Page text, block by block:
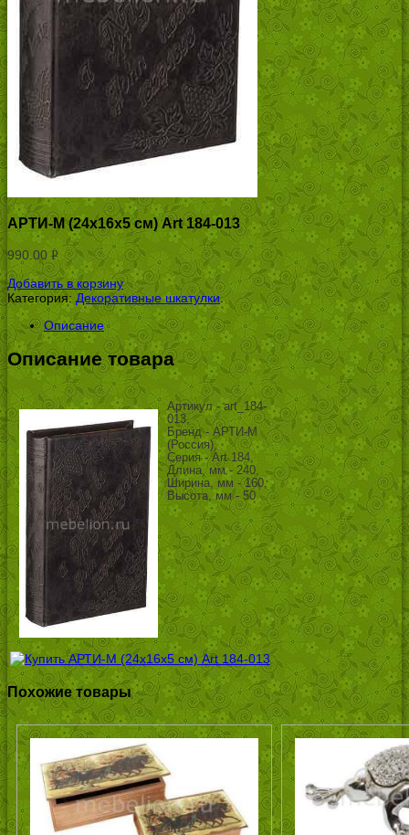
АРТИ-М (24х16х5 см) Art 184-013
990.00 Р
УБ.
Добавить в корзину
Категория: Декоративные шкатулки.
Описание
Описание товара
Артикул - art_184-
013,
Бренд - АРТИ-М
(Россия),
Серия - Art 184,
Длина, мм - 240,
Ширина, мм - 160,
Высота, мм - 50
Похожие товары